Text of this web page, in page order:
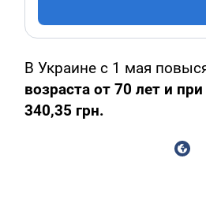
В Украине с 1 мая
возраста от 70 лет и
340,35 грн.